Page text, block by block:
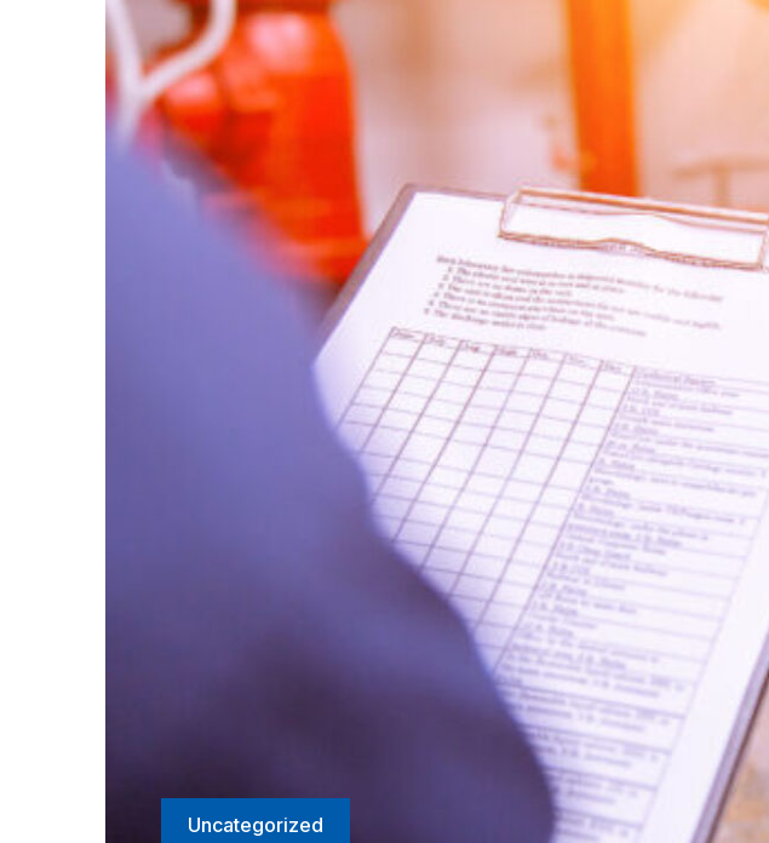
Uncategorized